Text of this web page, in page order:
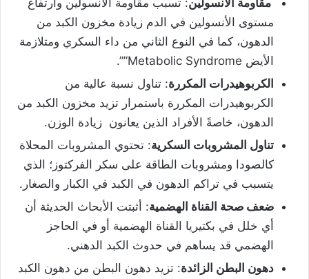
مستوى الأنسولين في الدم زيادة مخزون الكبد من
الدهون، كما في النوع الثاني من داء السكري ومتلازمة
الأيض Metabolic Syndrome””.
الكربوهيدرات المكررة: تناول نسبة عالية من
الكربوهيدرات المكررة باستمرار تزيد مخزون الكبد من
الدهون، خاصةً الأفراد الذين يعانون زيادة الوزن.
تناول المشروبات السكرية: تحتوي المشروبات المحلاة
كالصودا ومشروبات الطاقة على سكر الفركتوز؛ الذي
يتسبب في تراكم الدهون في الكبد في الكبار والصغار.
ضعف صحة القناة الهضمية: أثبتت الأبحاث الحديثة أن
أي خلل في بكتيريا القناة الهضمية أو في الحاجز
الهضمي قد يساهم في حدوث الكبد الدهني.
دهون البطن الزائدة: تزيد دهون البطن من دهون الكبد